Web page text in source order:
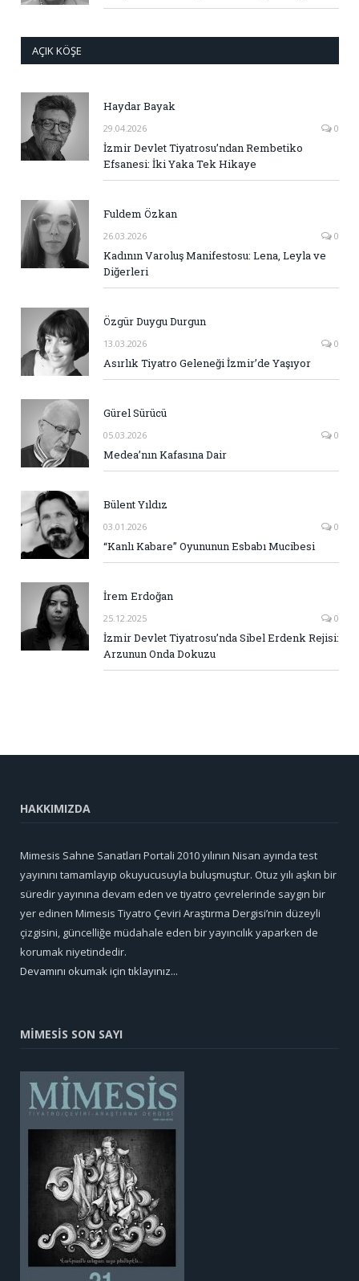
AÇIK KÖŞE
Haydar Bayak
29.04.2026 0
İzmir Devlet Tiyatrosu’ndan Rembetiko
Efsanesi: İki Yaka Tek Hikaye
Fuldem Özkan
26.03.2026 0
Kadının Varoluş Manifestosu: Lena, Leyla ve
Diğerleri
Özgür Duygu Durgun
13.03.2026 0
Asırlık Tiyatro Geleneği İzmir’de Yaşıyor
Gürel Sürücü
05.03.2026 0
Medea’nın Kafasına Dair
Bülent Yıldız
03.01.2026 0
“Kanlı Kabare” Oyununun Esbabı Mucibesi
İrem Erdoğan
25.12.2025 0
İzmir Devlet Tiyatrosu’nda Sibel Erdenk Rejisi:
Arzunun Onda Dokuzu
HAKKIMIZDA
Mimesis Sahne Sanatları Portali 2010 yılının Nisan ayında test
yayınını tamamlayıp okuyucusuyla buluşmuştur. Otuz yılı aşkın bir
süredir yayınına devam eden ve tiyatro çevrelerinde saygın bir
yer edinen Mimesis Tiyatro Çeviri Araştırma Dergisi’nin düzeyli
çizgisini, güncelliğe müdahale eden bir yayıncılık yaparken de
korumak niyetindedir.
Devamını okumak için tıklayınız...
MİMESİS SON SAYI